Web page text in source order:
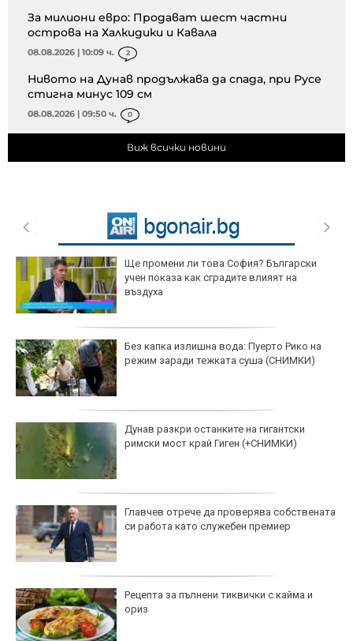
За милиони евро: Продават шест частни
острова на Халкидики и Кавала
08.08.2026 | 10:09 ч. 2
Нивото на Дунав продължава да спада, при Русе
стигна минус 109 см
08.08.2026 | 09:50 ч. 0
Виж всички новини
Ще промени ли това София? Български
учен показа как сградите влияят на
въздуха
Без капка излишна вода: Пуерто Рико на
режим заради тежката суша (СНИМКИ)
Дунав разкри останките на гигантски
римски мост край Гиген (+СНИМКИ)
Главчев отрече да проверява собствената
си работа като служебен премиер
Рецепта за пълнени тиквички с кайма и
ориз